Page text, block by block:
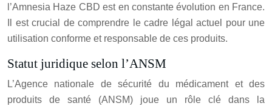
l’Amnesia Haze CBD est en constante évolution en France.
Il est crucial de comprendre le cadre légal actuel pour une
utilisation conforme et responsable de ces produits.
Statut juridique selon l’ANSM
L’Agence nationale de sécurité du médicament et des
produits de santé (ANSM) joue un rôle clé dans la